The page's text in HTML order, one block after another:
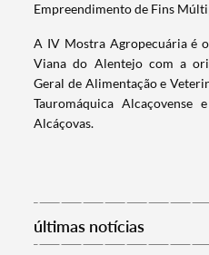
Termo de Pesquisa
Categorias gerais
Empreendimento de Fins
A IV Mostra Agropecuária é
Viana do Alentejo com a
Geral de Alimentação e
Tauromáquica
Alcáçovas.
últimas notícias